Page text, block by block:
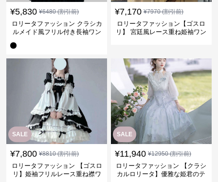
¥5,830 ¥6480(割引前)
ロリータファッション クラシカ
ルメイド風フリル付き長袖ワン
¥7,170 ¥7970(割引前)
ロリータファッション【ゴスロ
リ】 宮廷風レース重ね姫袖ワン
SALE
¥7,800 ¥8810(割引前)
ロリータファッション 【ゴスロ
リ】姫袖フリルレース重ね襟ワ
SALE
¥11,940 ¥12950(割引前)
ロリータファッション 【クラシ
カルロリータ】優雅な姫君のテ